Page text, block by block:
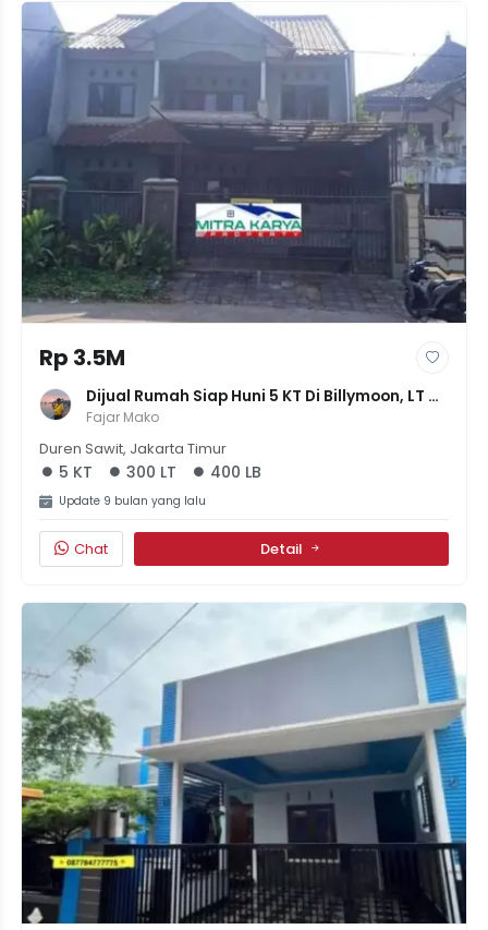
Rp 3.5M
Dijual Rumah Siap Huni 5 KT Di Billymoon, LT
300m² LB 400m² - SHM - Harga 3.5M
Fajar Mako
Duren Sawit, Jakarta Timur
5 KT 300 LT 400 LB
Update 9 bulan yang lalu
Chat Detail